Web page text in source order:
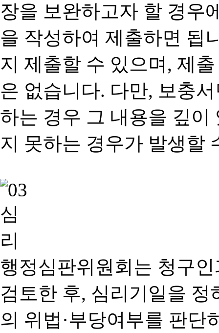
장을 보완하고자 할 경우
을 작성하여 제출하면 됩
지 제출할 수 있으며, 제
은 없습니다. 다만, 보충
하는 경우 그 내용을 깊이
지 못하는 경우가 발생할
행정심판위원회는 청구
검토한 후, 심리기일을 정
의 위법·부당여부를 판단